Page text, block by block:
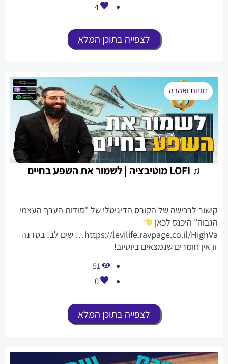
4
לצפייה בתוכן המלא
♫ LOFI מוטיבציה | לשמור את השפע בחיים
זוגיות ואהבה
קישור לרכישה של הקורס הדיגיטלי של "סודות הערך העצמי
הגבוה" היכנס לכאן
https://levilife.ravpage.co.il/HighVa… שים לב! בסדנה
זו אין חומרים שנמצאים ביוטיוב!
51
0
לצפייה בתוכן המלא